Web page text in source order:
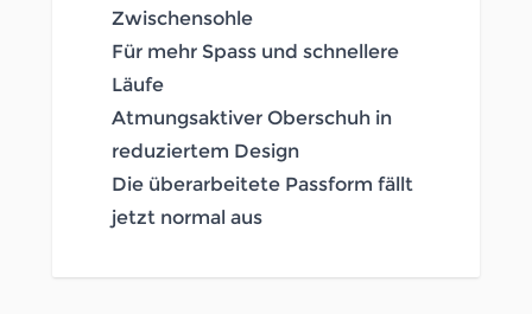
Zwischensohle
Für mehr Spass und schnellere
Läufe
Atmungsaktiver Oberschuh in
reduziertem Design
Die überarbeitete Passform fällt
jetzt normal aus